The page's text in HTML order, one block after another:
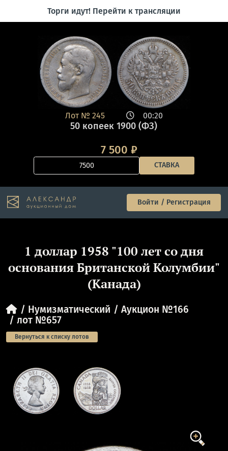
Торги идут! Перейти к трансляции
Лот №245 00:20
50 копеек 1900 (ФЗ)
СТАВКА
7 500 ₽
Войти / Регистрация
1 доллар 1958 "100 лет со дня
основания Британской Колумбии"
(Канада)
Нумизматический
Аукцион №166
лот №657
Вернуться к списку лотов